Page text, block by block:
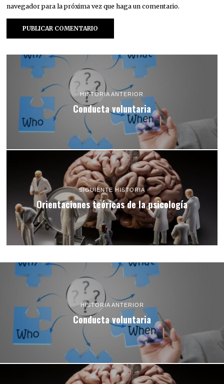
navegador para la próxima vez que haga un comentario.
HISTORIA ANTERIOR
Conducta voluntaria
SIGUIENTE HISTORIA
Orientaciones teóricas de la psicología
HISTORIA ANTERIOR
Conducta voluntaria